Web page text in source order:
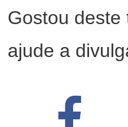
Gostou deste
ajude a